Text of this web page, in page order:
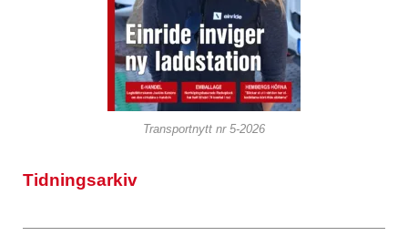
Transportnytt nr 5-2026
Tidningsarkiv